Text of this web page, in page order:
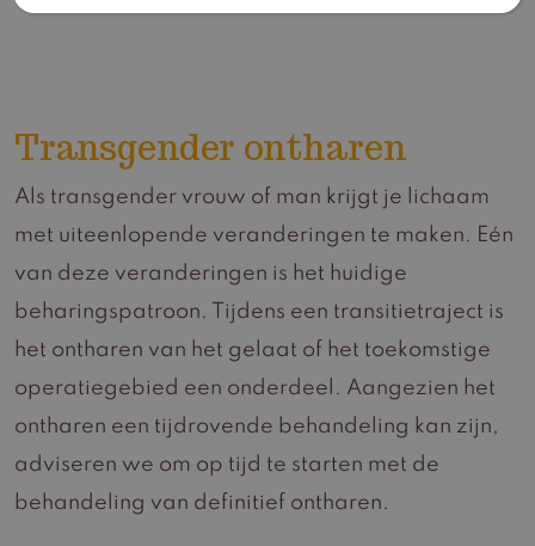
Transgender ontharen
Als transgender vrouw of man krijgt je lichaam
met uiteenlopende veranderingen te maken. Eén
van deze veranderingen is het huidige
beharingspatroon. Tijdens een transitietraject is
het ontharen van het gelaat of het toekomstige
operatiegebied een onderdeel. Aangezien het
ontharen een tijdrovende behandeling kan zijn,
adviseren we om op tijd te starten met de
behandeling van definitief ontharen.